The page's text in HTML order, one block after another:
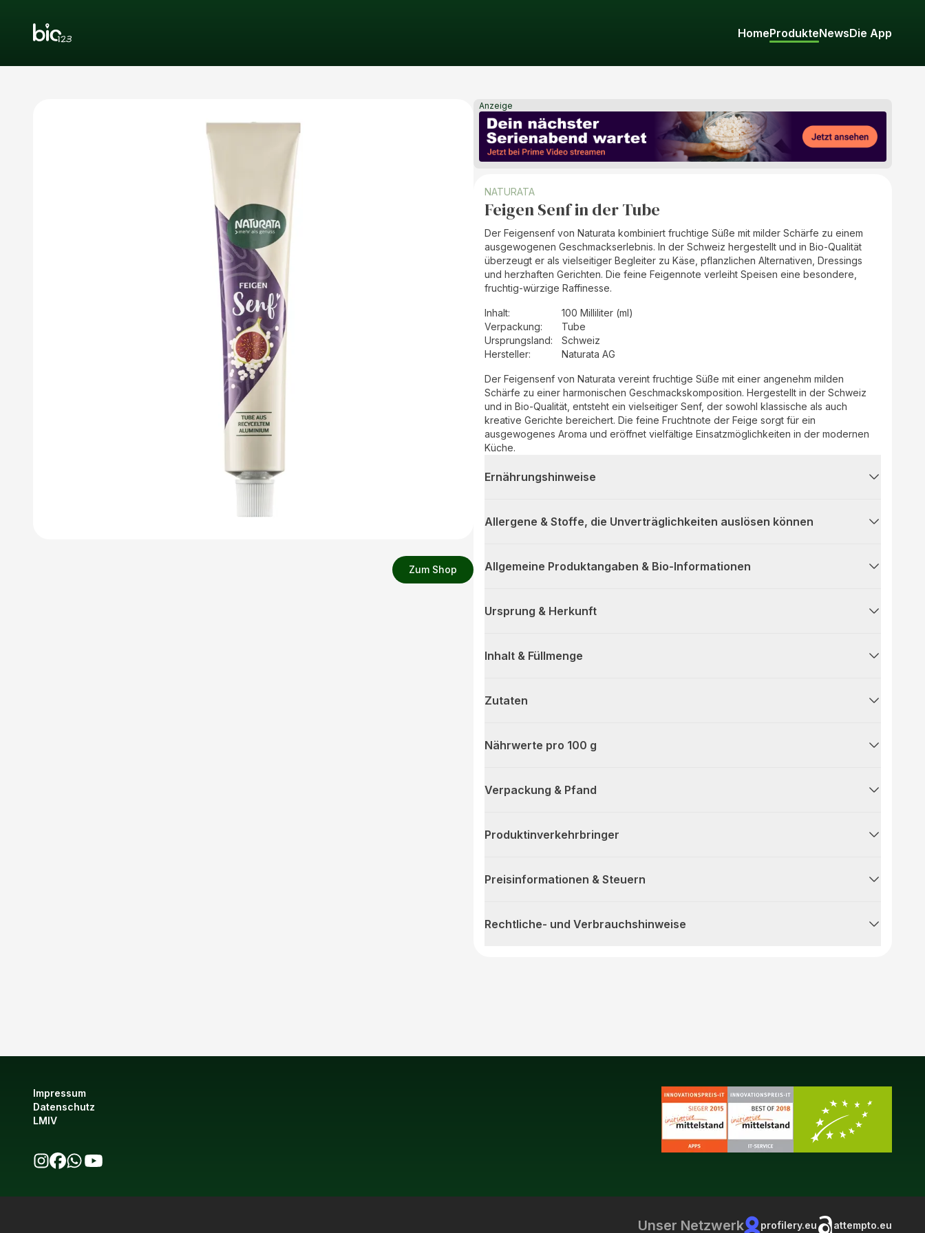
HomeProdukteNewsDie App
Zum Shop
Anzeige
NATURATA
Feigen Senf in der Tube
Der Feigensenf von Naturata kombiniert fruchtige Süße mit milder Schärfe zu einem
ausgewogenen Geschmackserlebnis. In der Schweiz hergestellt und in Bio-Qualität
überzeugt er als vielseitiger Begleiter zu Käse, pflanzlichen Alternativen, Dressings
und herzhaften Gerichten. Die feine Feigennote verleiht Speisen eine besondere,
fruchtig-würzige Raffinesse.
Inhalt:
100 Milliliter (ml)
Verpackung:
Tube
Ursprungsland:
Schweiz
Hersteller: Naturata AG
Der Feigensenf von Naturata vereint fruchtige Süße mit einer angenehm milden
Schärfe zu einer harmonischen Geschmackskomposition. Hergestellt in der Schweiz
und in Bio-Qualität, entsteht ein vielseitiger Senf, der sowohl klassische als auch
kreative Gerichte bereichert. Die feine Fruchtnote der Feige sorgt für ein
ausgewogenes Aroma und eröffnet vielfältige Einsatzmöglichkeiten in der modernen
Küche.
Ernährungshinweise
Allergene & Stoffe, die Unverträglichkeiten auslösen können
Allgemeine Produktangaben & Bio-Informationen
Ursprung & Herkunft
Inhalt & Füllmenge
Zutaten
Nährwerte pro 100 g
Verpackung & Pfand
Produktinverkehrbringer
Preisinformationen & Steuern
Rechtliche- und Verbrauchshinweise
Impressum
Datenschutz
LMIV
Unser Netzwerk profilery.eu attempto.eu